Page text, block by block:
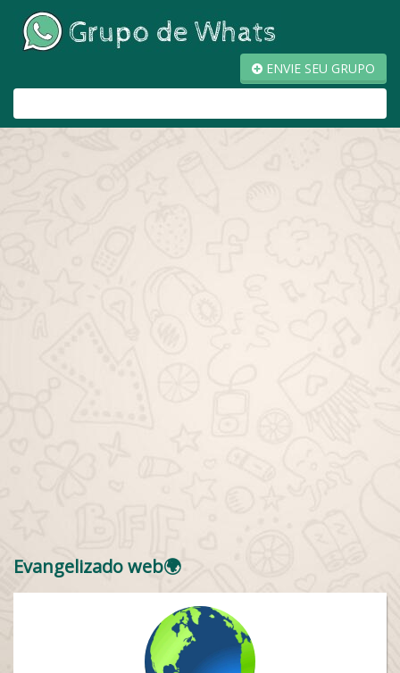
ENVIE SEU GRUPO
Evangelizado web🌍